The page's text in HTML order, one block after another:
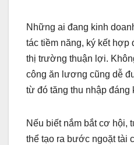
Những ai đang kinh
tác tiềm năng, ký kết
thị trường thuận lợi.
công ăn lương cũng dễ
từ đó tăng thu nhập đáng
Nếu biết nắm bắt cơ hội,
thể tạo ra bước ngoặt tài